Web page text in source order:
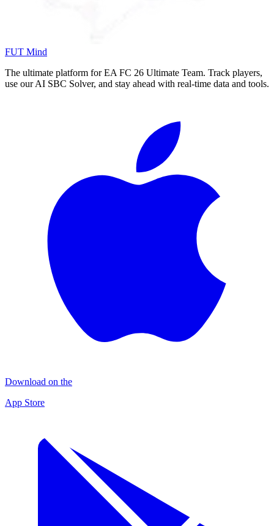
FUT Mind
The ultimate platform for EA FC 26 Ultimate Team. Track players,
use our AI SBC Solver, and stay ahead with real-time data and tools.
Download on the
App Store